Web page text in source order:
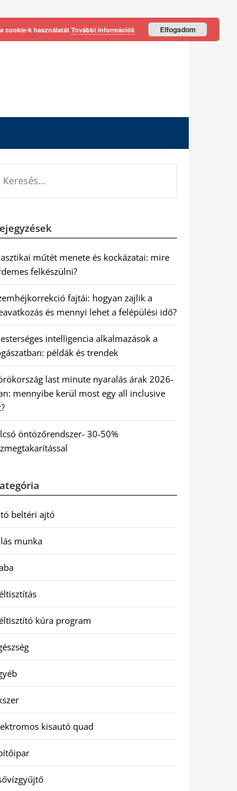
műtét menete és kockázatai: mire
felkészülni?
fajtái: hogyan zajlik a
és mennyi lehet a felépülési idő?
intelligencia alkalmazások a
példák és trendek
last minute nyaralás árak 2026-
mennyibe kerül most egy all inclusive
öntözőrendszer- 30-50%
beltéri ajtó
munka
kúra program
kisautó quad
cookie-k használatát További információk Elfogadom